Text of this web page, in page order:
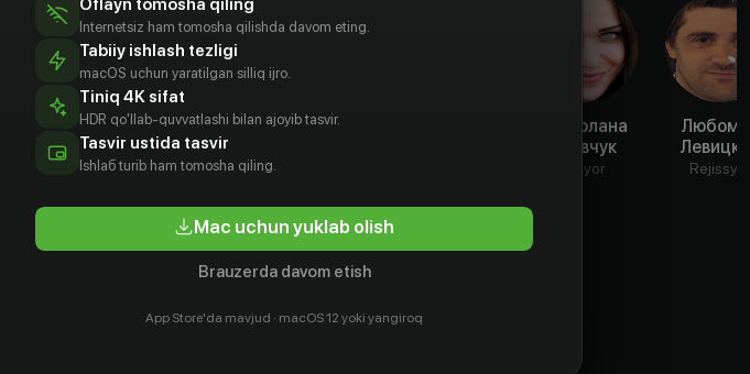
Владислав
Никитюк
Павел Ли
Aktyor
Софа
Роксолана
Кравчук
Aktyor Rejissyor
Internetsiz ham tomosha qilishda davom eting.
Tabiiy ishlash tezligi
macOS uchun yaratilgan silliq ijro.
Tiniq 4K sifat
HDR qo'llab-quvvatlashi bilan ajoyib tasvir.
Tasvir ustida tasvir
Ishlаб turib ham tomosha qiling.
Mac uchun yuklab olish
Brauzerda davom etish
App Store'da mavjud · macOS 12 yoki yangiroq